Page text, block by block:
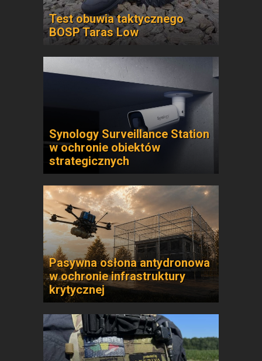
Test obuwia taktycznego
BOSP Taras Low
Synology Surveillance Station
w ochronie obiektów
strategicznych
Pasywna osłona antydronowa
w ochronie infrastruktury
krytycznej